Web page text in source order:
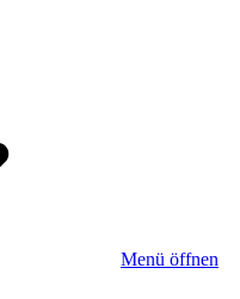
Menü öffnen